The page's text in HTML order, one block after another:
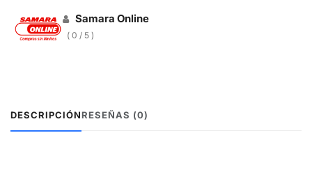
Samara Online
( 0 / 5 )
DESCRIPCIÓNRESEÑAS (0)